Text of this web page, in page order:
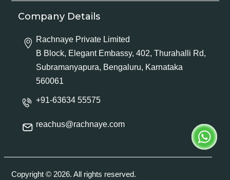
Company Details
Rachnaye Private Limited
B Block, Elegant Embassy, 402, Thurahalli Rd,
Subramanyapura, Bengaluru, Karnataka
560061
+91-63634 55575
reachus@rachnaye.com
Copyright © 2026. All rights reserved.